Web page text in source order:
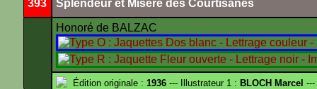
393 Splendeur et Misère des Courtisanes
Honoré de BALZAC
Édition originale : 1936 --- Illustrateur 1 : BLOCH Marcel ---